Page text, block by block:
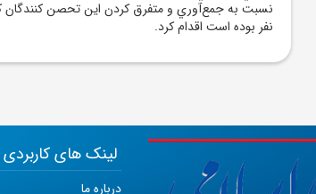
نفر بوده است اقدام کرد.
لینک های کاربردی
درباره ما